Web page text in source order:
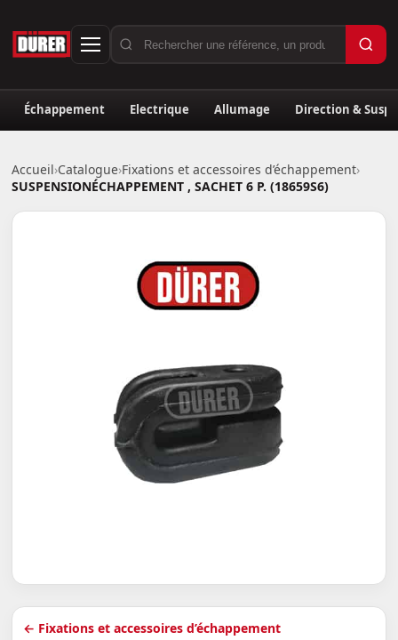
Échappement Electrique Allumage Direction &
Accueil›Catalogue›Fixations et accessoires d’échappement›
SUSPENSIONÉCHAPPEMENT , SACHET 6 P. (18659S6)
← Fixations et accessoires d’échappement